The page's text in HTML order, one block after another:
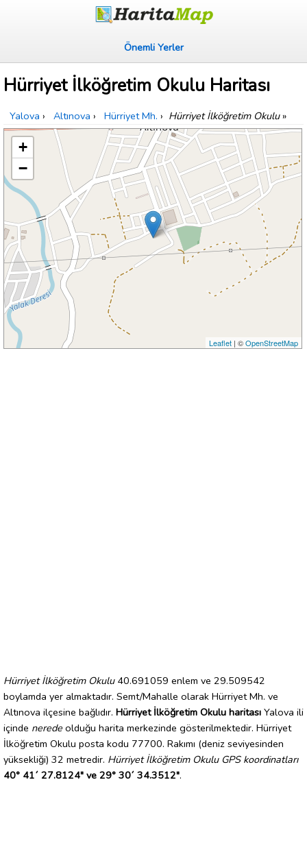
Önemli Yerler
Hürriyet İlköğretim Okulu Haritası
Yalova › Altınova › Hürriyet Mh. › Hürriyet İlköğretim Okulu»
+
−
Leaflet| ©OpenStreetMap
Hürriyet İlköğretim Okulu40.691059 enlem ve 29.509542
boylamda yer almaktadır. Semt/Mahalle olarak Hürriyet Mh. ve
Altınova ilçesine bağlıdır. Hürriyet İlköğretim Okulu haritası Yalova ili
içinde nerede olduğu harita merkezinde gösterilmektedir. Hürriyet
İlköğretim Okulu posta kodu 77700. Rakımı (deniz seviyesinden
yüksekliği) 32 metredir. Hürriyet İlköğretim Okulu GPS koordinatları
40° 41´ 27.8124" ve 29° 30´ 34.3512".